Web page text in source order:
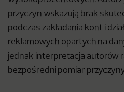
przyczyn wskazują brak
podczas zakładania kont i
reklamowych opartych na
jednak interpretacja autorów
bezpośredni pomiar